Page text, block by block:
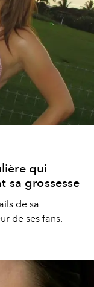
qui
sa grossesse
de sa
de ses fans.